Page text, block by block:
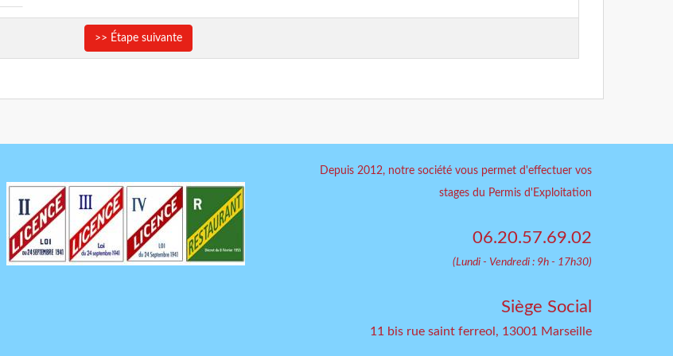
>> Étape suivante
Depuis 2012, notre société vous permet d'effectuer vos
stages du Permis d'Exploitation
06.20.57.69.02
(Lundi - Vendredi : 9h - 17h30)
Siège Social
11 bis rue saint ferreol, 13001 Marseille